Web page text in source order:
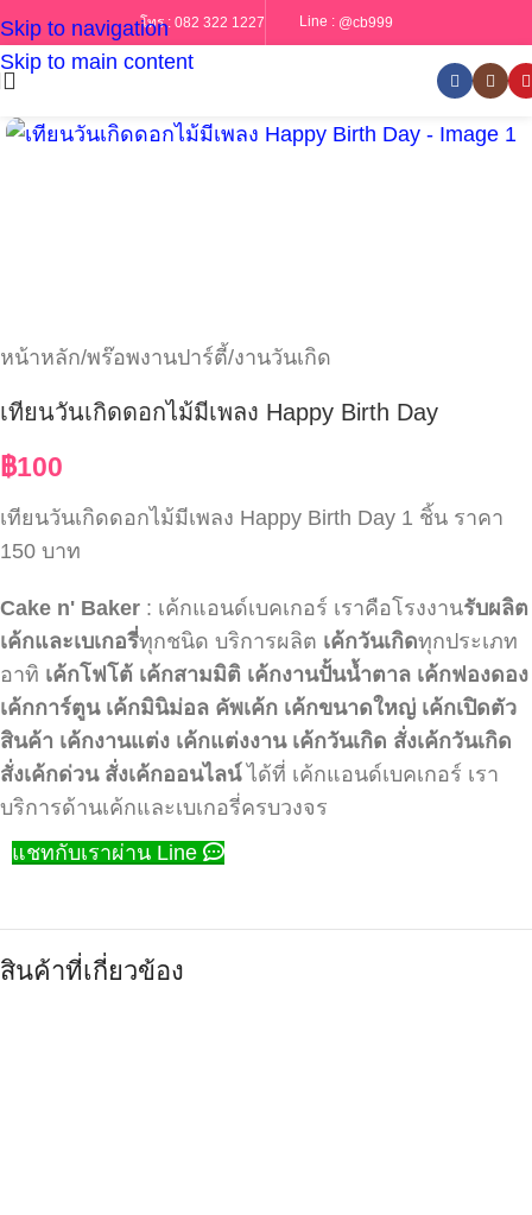
Skip to navigation
Skip to main content
โทร : 082 322 1227 Line : @cb999
หน้าหลัก/พร๊อพงานปาร์ตี้/งานวันเกิด
เทียนวันเกิดดอกไม้มีเพลง Happy Birth Day
฿100
เทียนวันเกิดดอกไม้มีเพลง Happy Birth Day 1 ชิ้น ราคา
150 บาท
Cake n' Baker : เค้กแอนด์เบคเกอร์ เราคือโรงงานรับผลิต
เค้กและเบเกอรี่ทุกชนิด บริการผลิต เค้กวันเกิดทุกประเภท
อาทิ เค้กโฟโต้ เค้กสามมิติ เค้กงานปั้นน้ำตาล เค้กฟองดอง
เค้กการ์ตูน เค้กมินิม่อล คัพเค้ก เค้กขนาดใหญ่ เค้กเปิดตัว
สินค้า เค้กงานแต่ง เค้กแต่งงาน เค้กวันเกิด สั่งเค้กวันเกิด
สั่งเค้กด่วน สั่งเค้กออนไลน์ได้ที่ เค้กแอนด์เบคเกอร์ เรา
บริการด้านเค้กและเบเกอรี่ครบวงจร
แชทกับเราผ่าน Line
สินค้าที่เกี่ยวข้อง